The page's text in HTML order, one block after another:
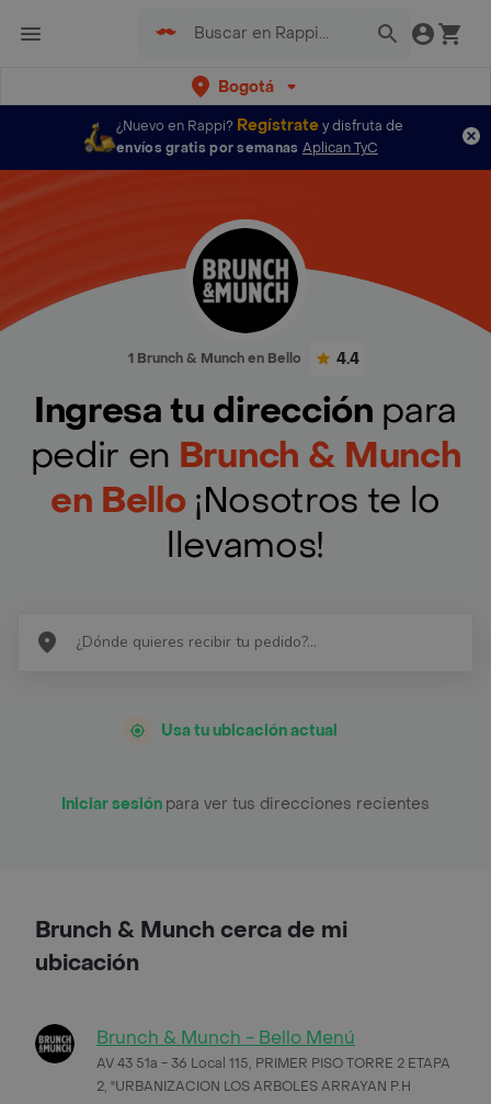
Bogotá
¿Nuevo en Rappi? Regístratey disfruta de
envíos gratis por semanas Aplican TyC
1 Brunch & Munch en Bello 4.4
Ingresa tu dirección para
pedir en Brunch & Munch
en Bello ¡Nosotros te lo
llevamos!
Usa tu ubicación actual
Iniciar sesión para ver tus direcciones recientes
Brunch & Munch cerca de mi
ubicación
Brunch & Munch - Bello Menú
AV 43 51a - 36 Local 115, PRIMER PISO TORRE 2 ETAPA
2, "URBANIZACION LOS ARBOLES ARRAYAN P.H